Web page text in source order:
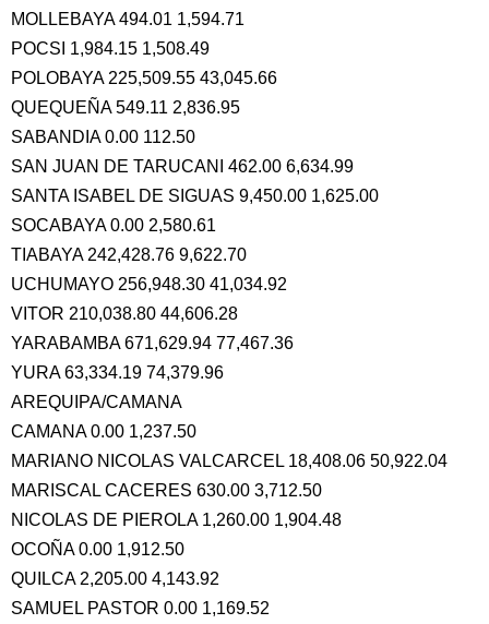
MOLLEBAYA 494.01 1,594.71
POCSI 1,984.15 1,508.49
POLOBAYA 225,509.55 43,045.66
QUEQUEÑA 549.11 2,836.95
SABANDIA 0.00 112.50
SAN JUAN DE TARUCANI 462.00 6,634.99
SANTA ISABEL DE SIGUAS 9,450.00 1,625.00
SOCABAYA 0.00 2,580.61
TIABAYA 242,428.76 9,622.70
UCHUMAYO 256,948.30 41,034.92
VITOR 210,038.80 44,606.28
YARABAMBA 671,629.94 77,467.36
YURA 63,334.19 74,379.96
AREQUIPA/CAMANA
CAMANA 0.00 1,237.50
MARIANO NICOLAS VALCARCEL 18,408.06 50,922.04
MARISCAL CACERES 630.00 3,712.50
NICOLAS DE PIEROLA 1,260.00 1,904.48
OCOÑA 0.00 1,912.50
QUILCA 2,205.00 4,143.92
SAMUEL PASTOR 0.00 1,169.52